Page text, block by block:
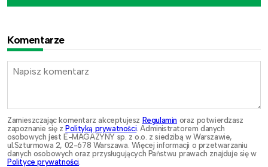
Komentarze
Zamieszczając komentarz akceptujesz Regulamin oraz potwierdzasz
zapoznanie się zPolityką prywatności . Administratorem danych
osobowych jest E-MAGAZYNY sp. z o.o. z siedzibą w Warszawie,
ul.Szturmowa 2, 02-678 Warszawa. Więcej informacji o przetwarzaniu
danych osobowych oraz przysługujących Państwu prawach znajduje się w
Polityce prywatności